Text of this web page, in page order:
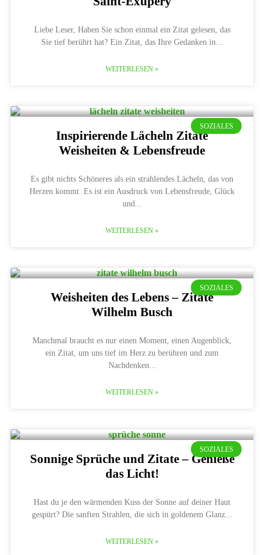
Liebe Leser, Haben Sie schon einmal ein Zitat gelesen, das
Sie tief berührt hat? Ein Zitat, das Ihre Gedanken in
WEITERLESEN »
SOZIALES
Inspirierende Lächeln Zitate
Weisheiten & Lebensfreude
Es gibt nichts Schöneres als ein strahlendes Lächeln, das von
Herzen kommt. Es ist ein Ausdruck von Lebensfreude, Glück
und
WEITERLESEN »
SOZIALES
Weisheiten des Lebens – Zitate
Wilhelm Busch
Manchmal braucht es nur einen Moment, einen Augenblick,
ein Zitat, um uns tief im Herz zu berühren und zum
Nachdenken
WEITERLESEN »
SOZIALES
Sonnige Sprüche und Zitate – Genieße
das Licht!
Hast du je den wärmenden Kuss der Sonne auf deiner Haut
gespürt? Die sanften Strahlen, die sich in goldenem Glanz
WEITERLESEN »